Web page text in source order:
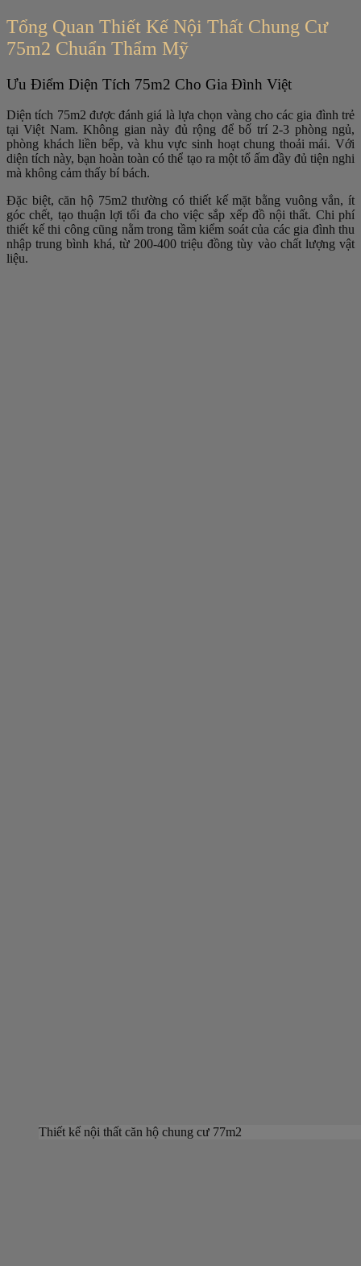
Tổng Quan Thiết Kế Nội Thất Chung Cư
75m2 Chuẩn Thẩm Mỹ
Ưu Điểm Diện Tích 75m2 Cho Gia Đình Việt
Diện tích 75m2 được đánh giá là lựa chọn vàng cho các gia đình trẻ
tại Việt Nam. Không gian này đủ rộng để bố trí 2-3 phòng ngủ,
phòng khách liền bếp, và khu vực sinh hoạt chung thoải mái. Với
diện tích này, bạn hoàn toàn có thể tạo ra một tổ ấm đầy đủ tiện nghi
mà không cảm thấy bí bách.
Đặc biệt, căn hộ 75m2 thường có thiết kế mặt bằng vuông vắn, ít
góc chết, tạo thuận lợi tối đa cho việc sắp xếp đồ nội thất. Chi phí
thiết kế thi công cũng nằm trong tầm kiểm soát của các gia đình thu
nhập trung bình khá, từ 200-400 triệu đồng tùy vào chất lượng vật
liệu.
Thiết kế nội thất căn hộ chung cư 77m2